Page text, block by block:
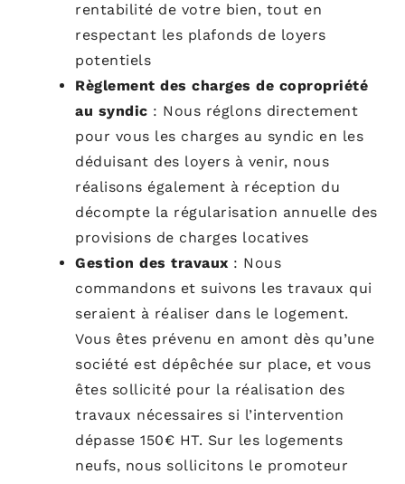
rentabilité de votre bien, tout en
respectant les plafonds de loyers
potentiels
Règlement des charges de copropriété
au syndic : Nous réglons directement
pour vous les charges au syndic en les
déduisant des loyers à venir, nous
réalisons également à réception du
décompte la régularisation annuelle des
provisions de charges locatives
Gestion des travaux : Nous
commandons et suivons les travaux qui
seraient à réaliser dans le logement.
Vous êtes prévenu en amont dès qu’une
société est dépêchée sur place, et vous
êtes sollicité pour la réalisation des
travaux nécessaires si l’intervention
dépasse 150€ HT. Sur les logements
neufs, nous sollicitons le promoteur